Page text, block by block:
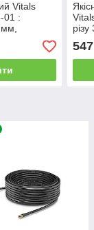
Vitals
01 :
мм,
вага
мм,
547